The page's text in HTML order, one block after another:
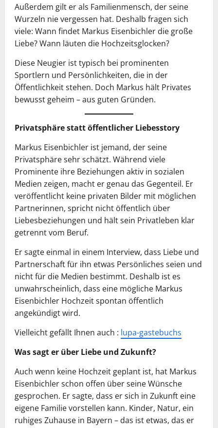
Außerdem gilt er als Familienmensch, der seine
Wurzeln nie vergessen hat. Deshalb fragen sich
viele: Wann findet Markus Eisenbichler die große
Liebe? Wann läuten die Hochzeitsglocken?
Diese Neugier ist typisch bei prominenten
Sportlern und Persönlichkeiten, die in der
Öffentlichkeit stehen. Doch Markus hält Privates
bewusst geheim – aus guten Gründen.
Privatsphäre statt öffentlicher Liebesstory
Markus Eisenbichler ist jemand, der seine
Privatsphäre sehr schätzt. Während viele
Prominente ihre Beziehungen aktiv in sozialen
Medien zeigen, macht er genau das Gegenteil. Er
veröffentlicht keine privaten Bilder mit möglichen
Partnerinnen, spricht nicht öffentlich über
Liebesbeziehungen und hält sein Privatleben klar
getrennt vom Beruf.
Er sagte einmal in einem Interview, dass Liebe und
Partnerschaft für ihn etwas Persönliches seien und
nicht für die Medien bestimmt. Deshalb ist es
unwahrscheinlich, dass eine mögliche Markus
Eisenbichler Hochzeit spontan öffentlich
angekündigt wird.
Vielleicht gefällt Ihnen auch : lupa-gastebuchs
Was sagt er über Liebe und Zukunft?
Auch wenn keine Hochzeit geplant ist, hat Markus
Eisenbichler schon offen über seine Wünsche
gesprochen. Er sagte, dass er sich in Zukunft eine
eigene Familie vorstellen kann. Kinder, Natur, ein
ruhiges Zuhause in Bayern – das ist etwas, das er